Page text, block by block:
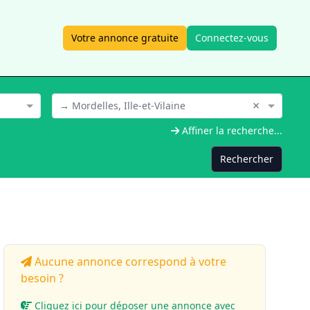
Votre annonce gratuite Connectez-vous
→ Mordelles, Ille-et-Vilaine ×
Affiner la recherche...
Rechercher
Aucune annonce correspond à votre
besoin ?
Cliquez ici pour déposer une annonce avec